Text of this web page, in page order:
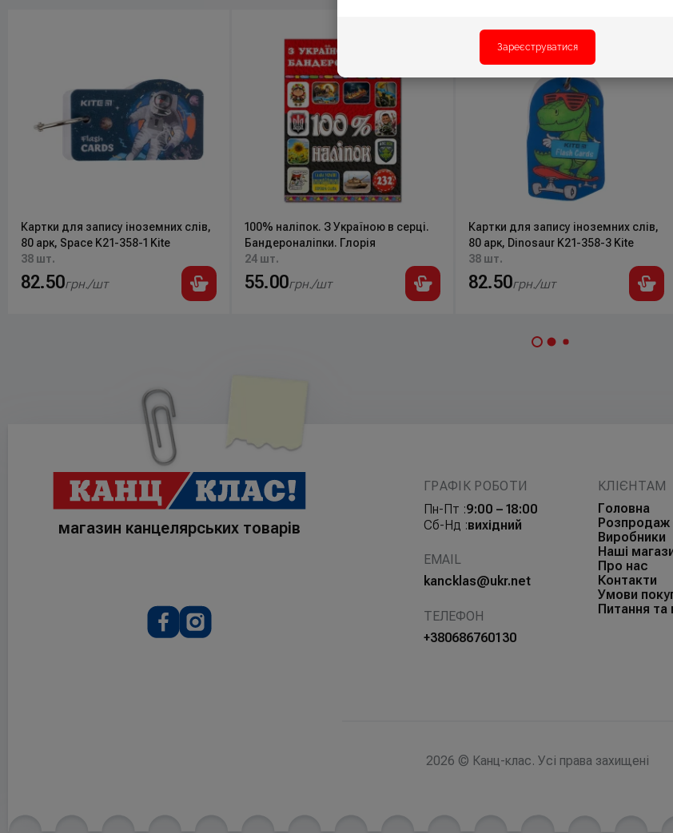
Зареєструватися
Картки для запису іноземних слів,
80 арк, Space K21-358-1 Kite
38 шт.
82.50грн./шт
100% наліпок. З Україною в серці.
Бандероналіпки. Глорія
24 шт.
55.00грн./шт
Картки для запису іноземних слів,
80 арк, Dinosaur K21-358-3 Kite
38 шт.
82.50грн./шт
магазин канцелярських товарів
ГРАФІК РОБОТИ
Пн-Пт :9:00 – 18:00
Сб-Нд :вихідний
EMAIL
kancklas@ukr.net
ТЕЛЕФОН
+380686760130
КЛІЄНТАМ
Головна
Розпродаж
Виробники
Наші
Про нас
Контакти
Умови
Питання та
2026 © Канц-клас. Усі права захищені